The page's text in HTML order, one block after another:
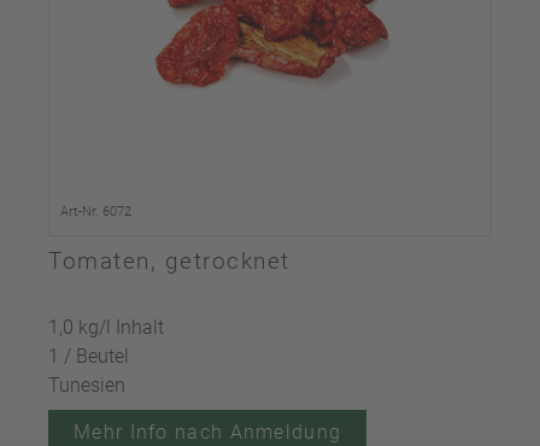
Art-Nr. 6072
Tomaten, getrocknet
1,0 kg/l Inhalt
1 / Beutel
Tunesien
Mehr Info nach Anmeldung